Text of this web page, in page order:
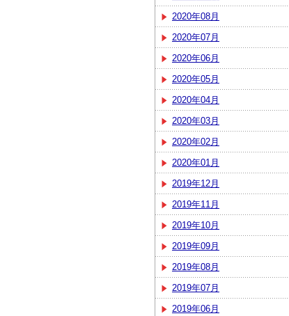
2020年08月
2020年07月
2020年06月
2020年05月
2020年04月
2020年03月
2020年02月
2020年01月
2019年12月
2019年11月
2019年10月
2019年09月
2019年08月
2019年07月
2019年06月